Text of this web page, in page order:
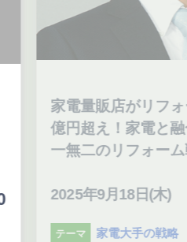
家電量販店がリフォ
億円超え！家電と
一無二のリフォー
2025年9月18日(木)
テーマ 家電大手の戦略